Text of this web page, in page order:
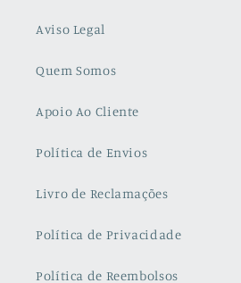
Aviso Legal
Quem Somos
Apoio Ao Cliente
Política de Envios
Livro de Reclamações
Política de Privacidade
Política de Reembolsos